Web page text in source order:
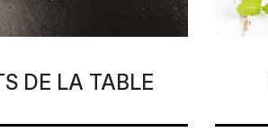
DE LA TABLE